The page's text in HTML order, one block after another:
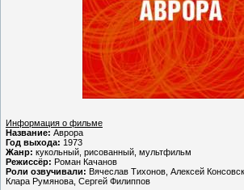
Информация о фильме
Название: Аврора
Год выхода: 1973
Жанр: кукольный, рисованный, мультфильм
Режиссёр: Роман Качанов
Роли озвучивали: Вячеслав Тихонов, Алексей
Клара Румянова, Сергей Филиппов